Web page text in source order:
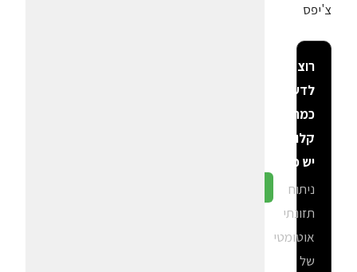
צ'יפס
רוצה
לדעת
כמה
קלוריות
יש פה?
ניתוח
תזונתי
אוטומטי
של